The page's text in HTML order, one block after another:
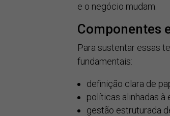
e o negócio mudam.
Componentes
Para sustentar essas
fundamentais:
definição clara de
políticas alinhadas à
gestão estruturada